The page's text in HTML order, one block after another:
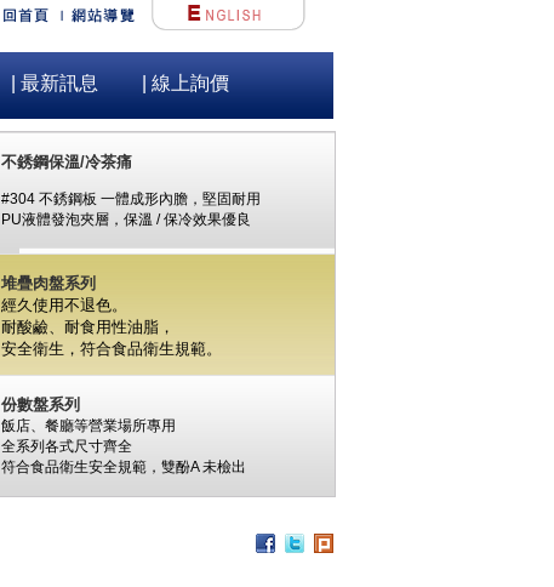
| 最新訊息 | 線上詢價
不銹鋼保溫/冷茶痛
#304 不銹鋼板 一體成形內膽，堅固耐用
PU液體發泡夾層，保溫 / 保冷效果優良
堆疊肉盤系列
經久使用不退色。
耐酸鹼、耐食用性油脂，
安全衛生， 符合食品衛生規範。
份數盤系列
飯店、餐廳等營業場所專用
全系列各式尺寸齊全
符合食品衛生安全規範， 雙酚A未檢出